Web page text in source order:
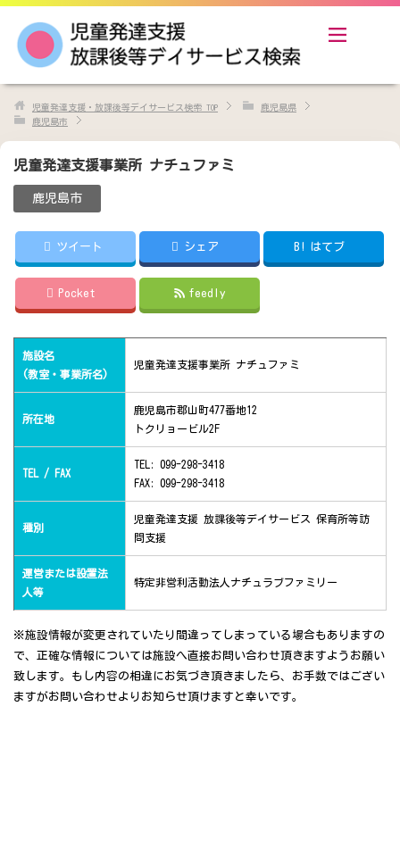
児童発達支援・放課後等デイサービス検索 TOP
鹿児島県
鹿児島市
児童発達支援事業所 ナチュファミ
鹿児島市
ツイート シェア B! はてブ
Pocket feedly
施設名
(教室・事業所名)
児童発達支援事業所 ナチュファミ
所在地
鹿児島市郡山町477番地12
トクリョービル2F
TEL / FAX
TEL: 099-298-3418
FAX: 099-298-3418
種別
児童発達支援 放課後等デイサービス 保育所等訪
問支援
運営または設置法
人等
特定非営利活動法人ナチュラブファミリー
※施設情報が変更されていたり間違ってしまっている場合もありますの
で、正確な情報については施設へ直接お問い合わせ頂きますようお願い
致します。もし内容の相違にお気づき頂きましたら、お手数ではござい
ますがお問い合わせよりお知らせ頂けますと幸いです。